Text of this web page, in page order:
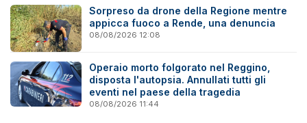
Sorpreso da drone della Regione mentre
appicca fuoco a Rende, una denuncia
08/08/2026 12:08
Operaio morto folgorato nel Reggino,
disposta l'autopsia. Annullati tutti gli
eventi nel paese della tragedia
08/08/2026 11:44